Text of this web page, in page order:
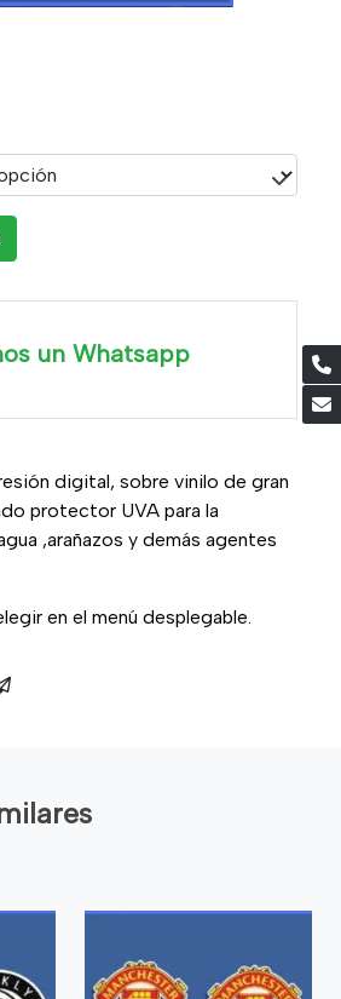
un Whatsapp
digital, sobre vinilo de gran
protector UVA para la
,arañazos y demás agentes
en el menú desplegable.